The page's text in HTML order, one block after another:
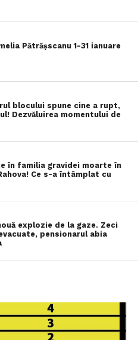
Pătrășscanu 1-31 ianuare
blocului spune cine a rupt,
Dezvăluirea momentului de
în familia gravidei moarte în
Ce s-a întâmplat cu
explozie de la gaze. Zeci
pensionarul abia